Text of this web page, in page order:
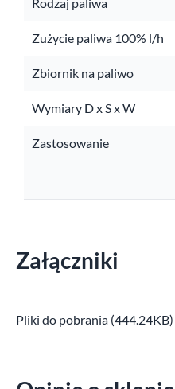
Zużycie paliwa 100% l/h
Zbiornik na paliwo
Wymiary D x S x W
Zastosowanie
Załączniki
Pliki do pobrania (444.24KB)